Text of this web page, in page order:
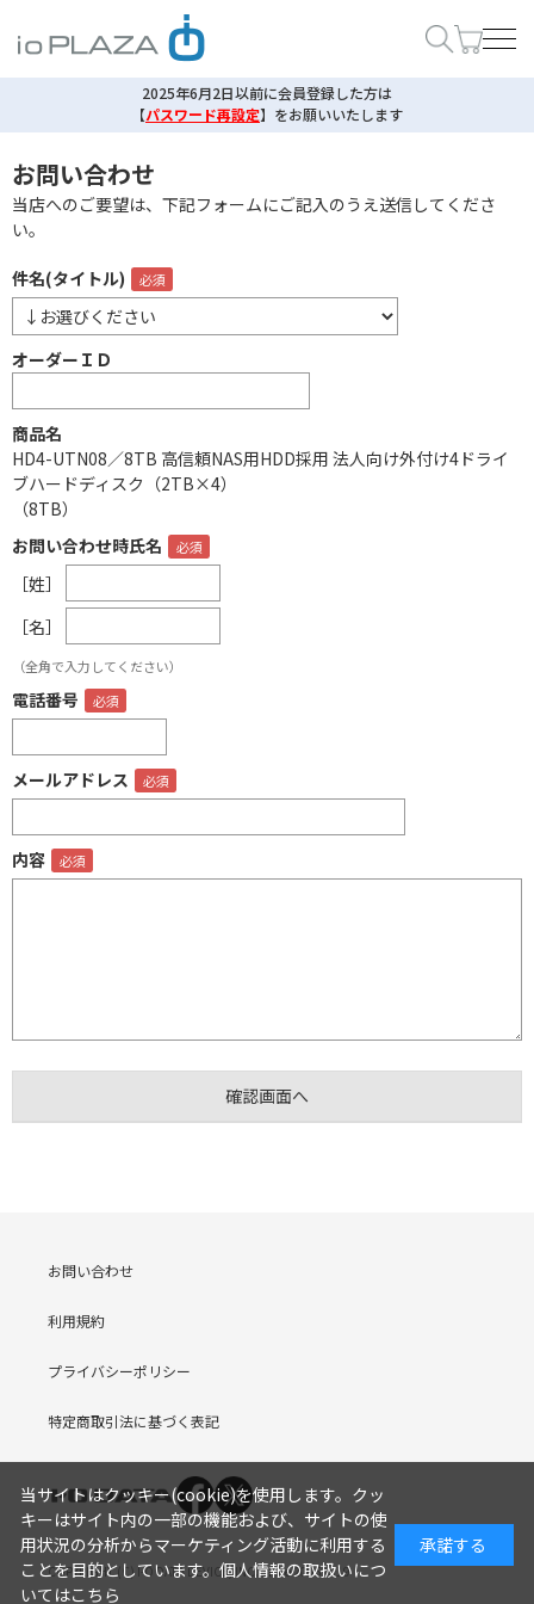
2025年6月2日以前に会員登録した方は
【パスワード再設定】 をお願いいたします
お問い合わせ
当店へのご要望は、下記フォームにご記入のうえ送信してくださ
い。
件名(タイトル)
オーダーＩＤ
商品名
HD4-UTN08／8TB 高信頼NAS用HDD採用 法人向け外付け4ドライ
ブハードディスク（2TB×4）
（8TB）
お問い合わせ時氏名
［姓］
［名］
（全角で入力してください）
電話番号
メールアドレス
内容
お問い合わせ
利用規約
プライバシーポリシー
特定商取引法に基づく表記
COPYRIGHT (C) I-O DATA DEVICE, INC. Since 2005.9.19
当サイトはクッキー(cookie)を使用します。クッ
キーはサイト内の一部の機能および、サイトの使
用状況の分析からマーケティング活動に利用する
ことを目的としています。個人情報の取扱いにつ
いてはこちら
承諾する